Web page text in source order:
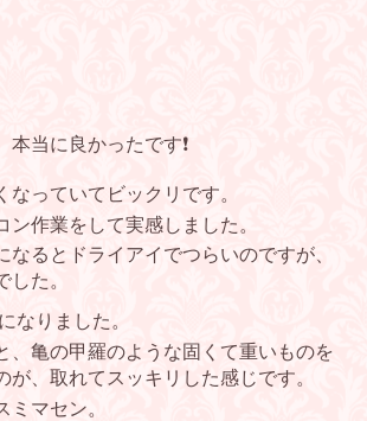
本当に良かったです❗
なっていてビックリです。
ン作業をして実感しました。
なるとドライアイでつらいのですが、
した。
なりました。
、亀の甲羅のような固くて重いものを
が、取れてスッキリした感じです。
ミマセン。